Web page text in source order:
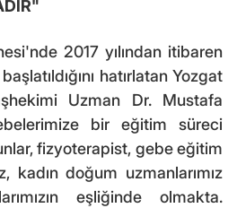
2017 yılından itibaren
hatırlatan Yozgat
Uzman Dr. Mustafa
bir eğitim süreci
fizyoterapist, gebe eğitim
kadın doğum uzmanlarımız
eşliğinde olmakta.